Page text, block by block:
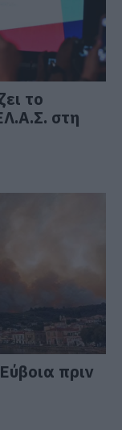
το
στη
πριν